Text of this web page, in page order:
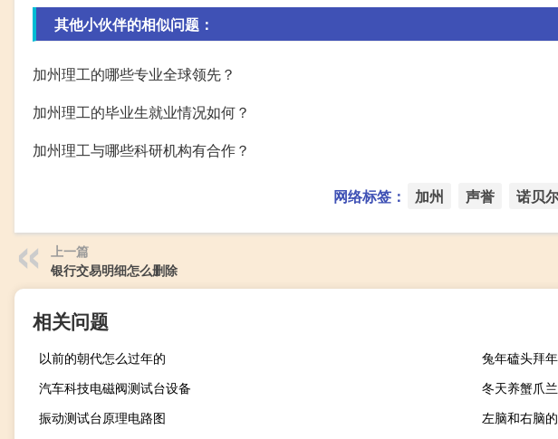
其他小伙伴的相似问题：
加州理工的哪些专业全球领先？
加州理工的毕业生就业情况如何？
加州理工与哪些科研机构有合作？
网络标签： 加州 声誉 诺贝
上一篇
银行交易明细怎么删除
相关问题
以前的朝代怎么过年的
兔年磕头拜
汽车科技电磁阀测试台设备
冬天养蟹爪
振动测试台原理电路图
左脑和右脑